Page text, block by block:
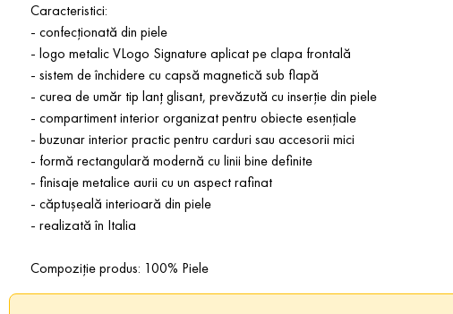
Caracteristici:
- confecționată din piele
- logo metalic VLogo Signature aplicat pe clapa frontală
- sistem de închidere cu capsă magnetică sub flapă
- curea de umăr tip lanț glisant, prevăzută cu inserție din piele
- compartiment interior organizat pentru obiecte esențiale
- buzunar interior practic pentru carduri sau accesorii mici
- formă rectangulară modernă cu linii bine definite
- finisaje metalice aurii cu un aspect rafinat
- căptușeală interioară din piele
- realizată în Italia
Compoziție produs: 100% Piele